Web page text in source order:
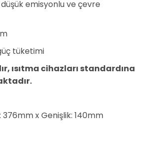
emisyonlu ve çevre
tüketimi
ısıtma cihazları standardına
376mm x Genişlik: 140mm